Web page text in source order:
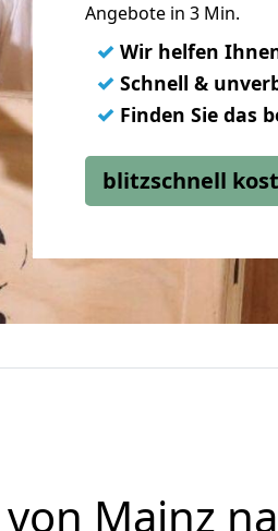
Angebote in 3 Min.
✓ Wir helfen
✓ Schnell &
✓ Finden Sie das
blitzschnell
Mainz